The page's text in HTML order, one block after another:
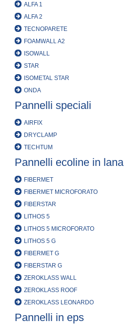
ALFA 1
ALFA 2
TECNOPARETE
FOAMWALL A2
ISOWALL
STAR
ISOMETAL STAR
ONDA
Pannelli speciali
AIRFIX
DRYCLAMP
TECHTUM
Pannelli ecoline in lana
FIBERMET
FIBERMET MICROFORATO
FIBERSTAR
LITHOS 5
LITHOS 5 MICROFORATO
LITHOS 5 G
FIBERMET G
FIBERSTAR G
ZEROKLASS WALL
ZEROKLASS ROOF
ZEROKLASS LEONARDO
Pannelli in eps